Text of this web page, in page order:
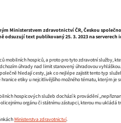
Ministerstvem zdravotnictví ČR, Českou
odsuzují text publikovaný 25. 3. 2023 na serverech
mobilních hospiců, a proto pro tyto zdravotní služby,
úhrady nad limit stanovený úhradovou
hledají cesty, jak co nejlépe zajistit tento typ
etiky u nejcitlivějšího možného tématu, kterým je
hospicových služeb dochází k provádění
orgánu či státnímu zástupci, kterou mu ukládá
Ministerstva zdravotnictví.